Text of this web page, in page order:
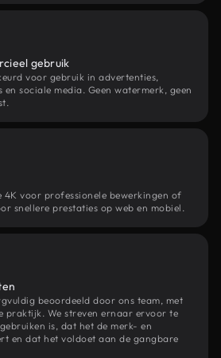
gebruik
voor gebruik in advertenties,
sociale media. Geen watermerk, geen
4K voor professionele bewerkingen of
snellere prestaties op web en mobiel.
beoordeeld door ons team, met
praktijk. We streven ernaar ervoor te
is, dat het de merk- en
en dat het voldoet aan de gangbare